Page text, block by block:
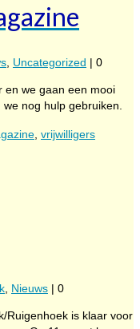
Uncategorized | 0
en we gaan een mooi
nog hulp gebruiken.
vrijwilligers
Nieuws | 0
Ruigenhoek is klaar voor